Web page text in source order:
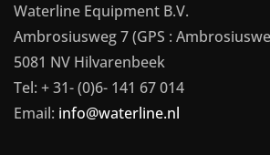
Waterline Equipment B.V.
Ambrosiusweg 7 (GPS :
5081 NV Hilvarenbeek
Tel: + 31- (0)6- 141 67 014
Email: info@waterline.nl